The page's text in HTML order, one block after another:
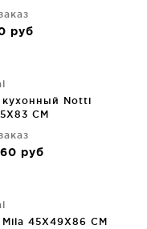
руб
кухонный Notti
CM
руб
Mila 45X49X86 CM